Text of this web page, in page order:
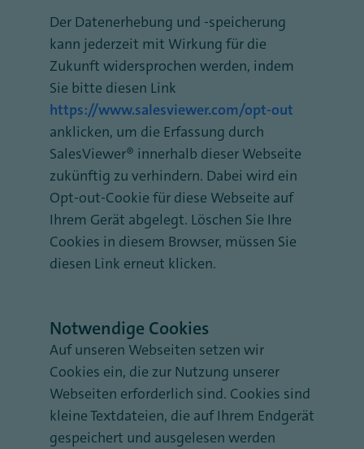
Der Datenerhebung und -speicherung
kann jederzeit mit Wirkung für die
Zukunft widersprochen werden, indem
Sie bitte diesen Link
https://www.salesviewer.com/opt-out
anklicken, um die Erfassung durch
SalesViewer® innerhalb dieser Webseite
zukünftig zu verhindern. Dabei wird ein
Opt-out-Cookie für diese Webseite auf
Ihrem Gerät abgelegt. Löschen Sie Ihre
Cookies in diesem Browser, müssen Sie
diesen Link erneut klicken.
Notwendige Cookies
Auf unseren Webseiten setzen wir
Cookies ein, die zur Nutzung unserer
Webseiten erforderlich sind. Cookies sind
kleine Textdateien, die auf Ihrem Endgerät
gespeichert und ausgelesen werden